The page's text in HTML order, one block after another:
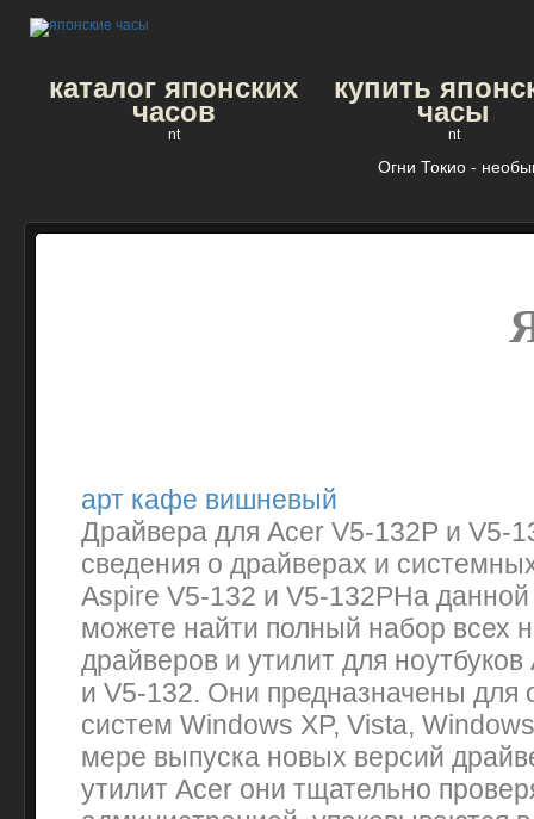
каталог японских
часов
nt
купить
часы
nt
Огни Токио -
арт кафе вишневый
Драйвера для Acer V5-132P и
сведения о драйверах и
Aspire V5-132 и V5-132PНа
можете найти полный набор всех
драйверов и утилит для
и V5-132. Они предназначены для
систем Windows XP, Vista,
мере выпуска новых версий
утилит Acer они тщательно